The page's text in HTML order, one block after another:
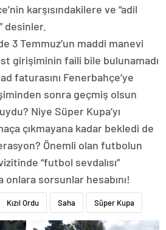
karşısındakilere ve “adil
desinler.
3 Temmuz’un maddi manevi
girişiminin faili bile bulunamadı
faturasını Fenerbahçe’ye
sonra geçmiş olsun
Niye Süper Kupa’yı
çıkmayana kadar bekledi de
Önemli olan futbolun
“futbol sevdalısı”
onlara sorsunlar hesabını!
Kızıl Ordu Saha Süper Kupa